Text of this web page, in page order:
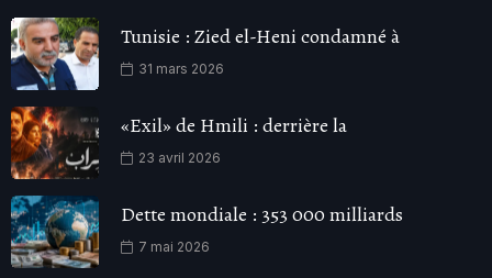
Tunisie : Zied el-Heni condamné à
31 mars 2026
«Exil» de Hmili : derrière la
23 avril 2026
Dette mondiale : 353 000 milliards
7 mai 2026